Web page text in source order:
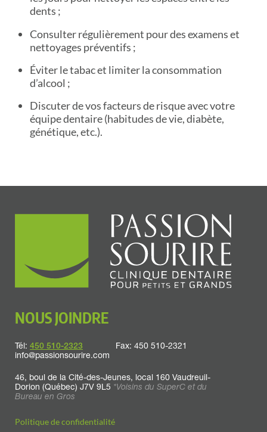
dents ;
Consulter régulièrement pour des examens et
nettoyages préventifs ;
Éviter le tabac et limiter la consommation
d’alcool ;
Discuter de vos facteurs de risque avec votre
équipe dentaire (habitudes de vie, diabète,
génétique, etc.).
NOUS JOINDRE
Tél: 450 510-2323
Fax: 450 510-2321
info@passionsourire.com
46, boul de la Cité-des-Jeunes, local 160 Vaudreuil-
Dorion (Québec) J7V 9L5 *Voisins du SuperC et du
Bureau en Gros
Politique de confidentialité